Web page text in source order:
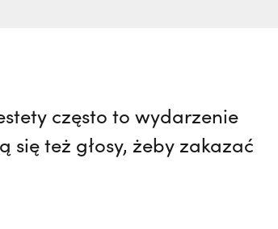
często to wydarzenie
też głosy, żeby zakazać